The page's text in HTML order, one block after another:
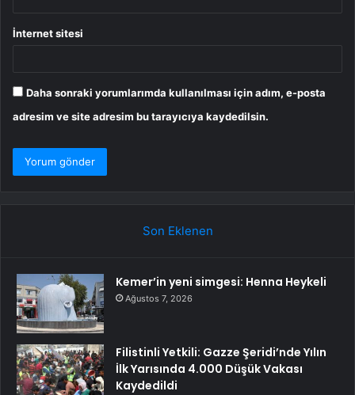
İnternet sitesi
Daha sonraki yorumlarımda kullanılması için adım, e-posta
adresim ve site adresim bu tarayıcıya kaydedilsin.
Son Eklenen
Kemer’in yeni simgesi: Henna Heykeli
Ağustos 7, 2026
Filistinli Yetkili: Gazze Şeridi’nde Yılın
İlk Yarısında 4.000 Düşük Vakası
Kaydedildi